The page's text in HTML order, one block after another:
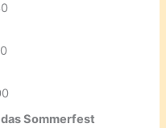
Sommerfest